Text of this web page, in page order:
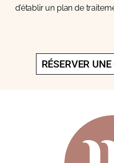
d’établir un plan de
RÉSERVER